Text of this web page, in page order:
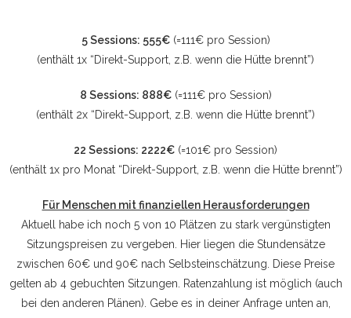
5 Sessions: 555€(=111€ pro Session)
(enthält 1x “Direkt-Support, z.B. wenn die Hütte brennt”)
8 Sessions: 888€(=111€ pro Session)
(enthält 2x “Direkt-Support, z.B. wenn die Hütte brennt”)
22 Sessions: 2222€ (=101€ pro Session)
(enthält 1x pro Monat “Direkt-Support, z.B. wenn die Hütte brennt”)
Für Menschen mit finanziellen Herausforderungen
Aktuell habe ich noch 5 von 10 Plätzen zu stark vergünstigten
Sitzungspreisen zu vergeben. Hier liegen die Stundensätze
zwischen 60€ und 90€ nach Selbsteinschätzung. Diese Preise
gelten ab 4 gebuchten Sitzungen. Ratenzahlung ist möglich (auch
bei den anderen Plänen). Gebe es in deiner Anfrage unten an,